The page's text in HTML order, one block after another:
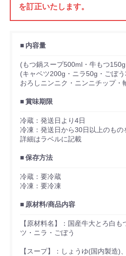
を訂正いたします。
内容量
(もつ鍋スープ500ml・牛もつ
(キャベツ200g・ニラ50g・ごぼ
おろしニンニク・ニンニチップ・
賞味期限
冷蔵：発送日より4日
冷凍：発送日から30日以上のもの
詳細はラベルに記載
保存方法
冷蔵：要冷蔵
冷凍：要冷凍
原材料/商品内容
【原材料名】：国産牛大とろ白
ツ・ニラ・ごぼう
【スープ】：しょうゆ(国内製造)